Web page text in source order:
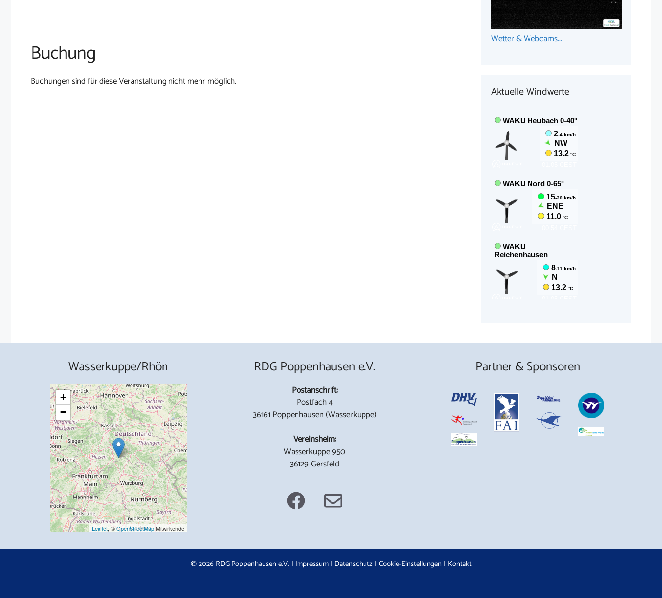
Buchung
Buchungen sind für diese Veranstaltung nicht mehr möglich.
Wetter & Webcams...
Aktuelle Windwerte
Wasserkuppe/Rhön
+
−
Leaflet, ©OpenStreetMapMitwirkende
RDG Poppenhausen e.V.
Postanschrift:
Postfach 4
36161 Poppenhausen (Wasserkuppe)
Vereinsheim:
Wasserkuppe 950
36129 Gersfeld
Partner & Sponsoren
© 2026 RDG Poppenhausen e.V. | Impressum| Datenschutz | Cookie-Einstellungen | Kontakt